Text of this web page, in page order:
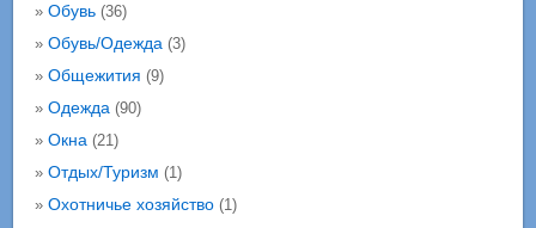
» Обувь(36)
» Обувь/Одежда(3)
» Общежития (9)
» Одежда(90)
» Окна(21)
» Отдых/Туризм (1)
» Охотничье хозяйство(1)